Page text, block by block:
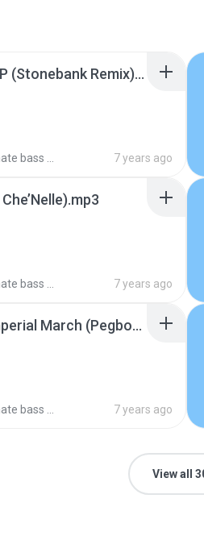
Gammer – THE DROP (Stonebank Remix).mp3
music Vol.6 7 years ago
music Vol.6 7 years ago
Celldweller – The Imperial March (Pegboard Nerds Remix).mp3
music Vol.6 7 years ago
View all